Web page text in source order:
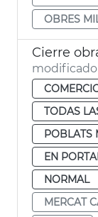
OBRES
Cierre
modificado
TODAS
POBLATS
EN
NORMAL
MERCAT